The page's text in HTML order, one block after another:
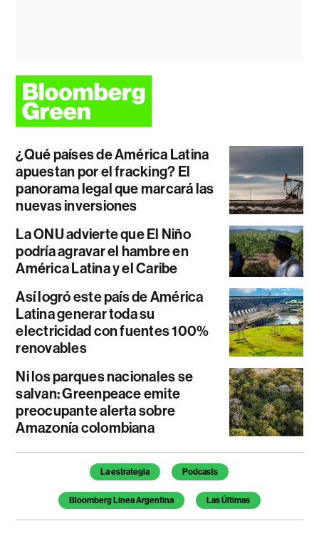
¿Qué países de América Latina
apuestan por el fracking? El
panorama legal que marcará las
nuevas inversiones
La ONU advierte que El Niño
podría agravar el hambre en
América Latina y el Caribe
Así logró este país de América
Latina generar toda su
electricidad con fuentes 100%
renovables
Ni los parques nacionales se
salvan: Greenpeace emite
preocupante alerta sobre
Amazonía colombiana
Temas de este artículo
La estrategia Podcasts
Bloomberg Línea Argentina Las Últimas